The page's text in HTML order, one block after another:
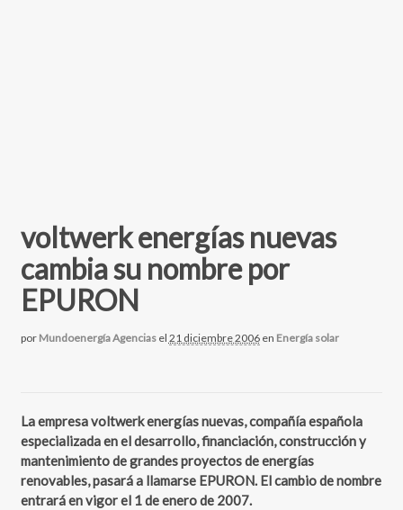
voltwerk energías nuevas
cambia su nombre por
EPURON
por Mundoenergía Agencias el 21 diciembre 2006 en Energía solar
La empresa voltwerk energías nuevas, compañía española
especializada en el desarrollo, financiación, construcción y
mantenimiento de grandes proyectos de energías
renovables, pasará a llamarse EPURON. El cambio de nombre
entrará en vigor el 1 de enero de 2007.